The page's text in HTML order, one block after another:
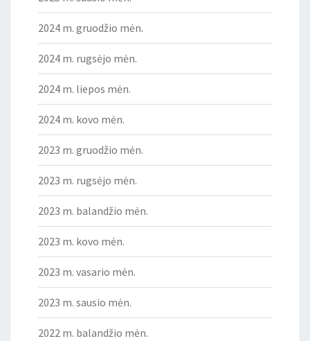
2024 m. gruodžio mėn.
2024 m. rugsėjo mėn.
2024 m. liepos mėn.
2024 m. kovo mėn.
2023 m. gruodžio mėn.
2023 m. rugsėjo mėn.
2023 m. balandžio mėn.
2023 m. kovo mėn.
2023 m. vasario mėn.
2023 m. sausio mėn.
2022 m. balandžio mėn.